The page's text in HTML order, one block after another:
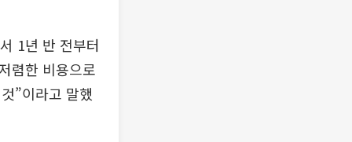
1년 반 전부터
렴한 비용으로
”이라고 말했